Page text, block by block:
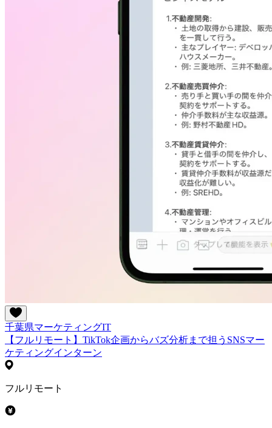
千葉県マーケティングIT
【フルリモート】TikTok企画からバズ分析まで担うSNSマー
ケティングインターン
フルリモート